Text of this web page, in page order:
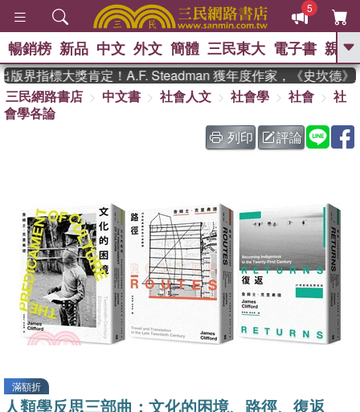
5
GO
熱搜： 東野圭吾 、 高希均教授回憶錄
史是一群喵 、 暑期推薦 、 國際布克
獎 臺灣漫遊錄 、 方念華 、 台灣的李
暢銷榜 新品 中文 外文 簡體 三民東大 電子書 親子
界指標大獎肯定！A.F. Steadman 獲年度作家，《史坎德》系
三民網路書店
中文書 社會人文 社會學 社會
社
會學各論
列印
評論
滿額折
人類學反思三部曲：文化的困境、路徑、復返